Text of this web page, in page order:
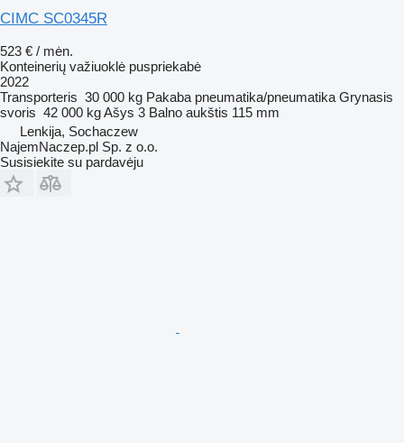
CIMC SC0345R
523 € / mėn.
Konteinerių važiuoklė puspriekabė
2022
Transporteris 30 000 kg Pakaba pneumatika/pneumatika Grynasis
svoris 42 000 kgAšys 3 Balno aukštis 115 mm
Lenkija, Sochaczew
NajemNaczep.pl Sp. z o.o.
Susisiekite su pardavėju